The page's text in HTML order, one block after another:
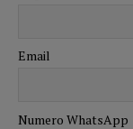
Email
Numero WhatsApp